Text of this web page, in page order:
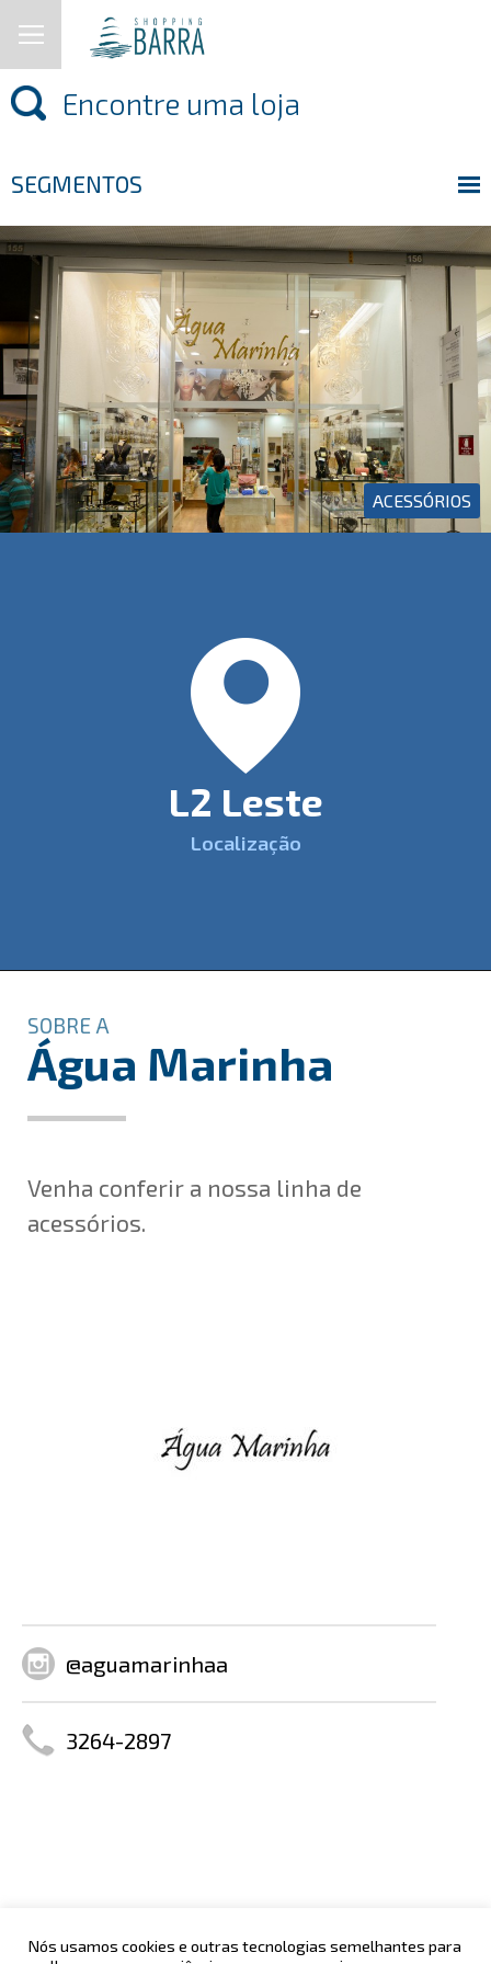
SEGMENTOS
@aguamarinhaa
3264-2897
ACESSÓRIOS
L2 Leste
Localização
SOBRE A
Água Marinha
Venha conferir a nossa linha de
acessórios.
Nós usamos cookies e outras tecnologias semelhantes para